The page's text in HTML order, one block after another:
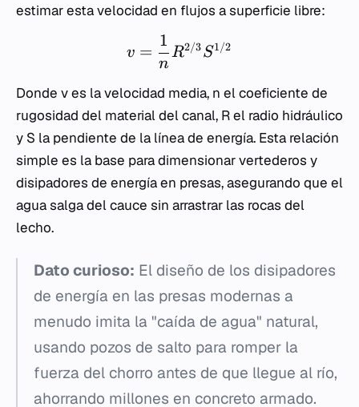
estimar esta velocidad en flujos a superficie libre:
v =
n
1
R2/3S1/2
Donde ves la velocidad media, n el coeficiente de
rugosidad del material del canal, Rel radio hidráulico
y S la pendiente de la línea de energía. Esta relación
simple es la base para dimensionar vertederos y
disipadores de energía en presas, asegurando que el
agua salga del cauce sin arrastrar las rocas del
lecho.
Dato curioso: El diseño de los disipadores
de energía en las presas modernas a
menudo imita la "caída de agua" natural,
usando pozos de salto para romper la
fuerza del chorro antes de que llegue al río,
ahorrando millones en concreto armado.